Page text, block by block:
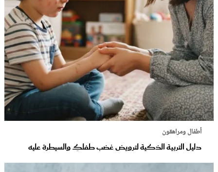
أطفال ومراهقون
دليل التربية الذكية لترويض غضب طفلكِ والسيطرة عليه